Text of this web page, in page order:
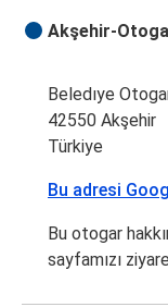
Akşehir-
Beledıye
42550 Akşehir
Türkiye
Bu adresi
Bu otogar
sayfamızı